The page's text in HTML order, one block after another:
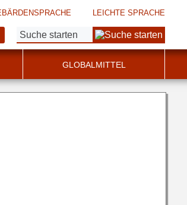
LEICHTE SPRACHE
Suche:
GLOBALMITTEL